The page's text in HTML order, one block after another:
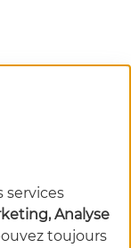
services
Analyse
toujours